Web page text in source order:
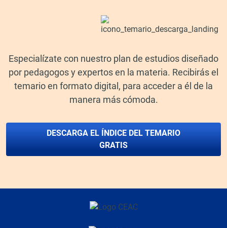
Especialízate con nuestro plan de estudios diseñado
por pedagogos y expertos en la materia. Recibirás el
temario en formato digital, para acceder a él de la
manera más cómoda.
DESCARGA EL ÍNDICE DEL TEMARIO
GRATIS